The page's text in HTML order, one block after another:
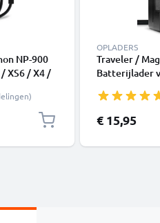
NP-900
XS6 / X4 /
OPLADERS
Traveler /
Batterijlader
Slim XS 7 /
CELLONIC
€ 15,95